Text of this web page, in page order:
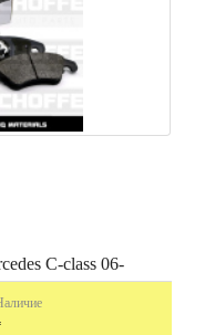
C-class 06-